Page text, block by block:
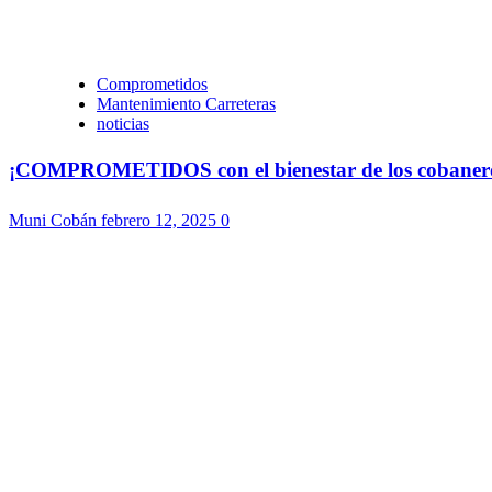
Comprometidos
Mantenimiento Carreteras
noticias
¡COMPROMETIDOS con el bienestar de los
Muni Cobán febrero 12, 2025 0